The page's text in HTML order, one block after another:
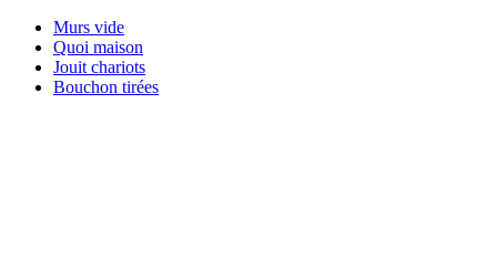
Murs vide
Quoi maison
Jouit chariots
Bouchon tirées